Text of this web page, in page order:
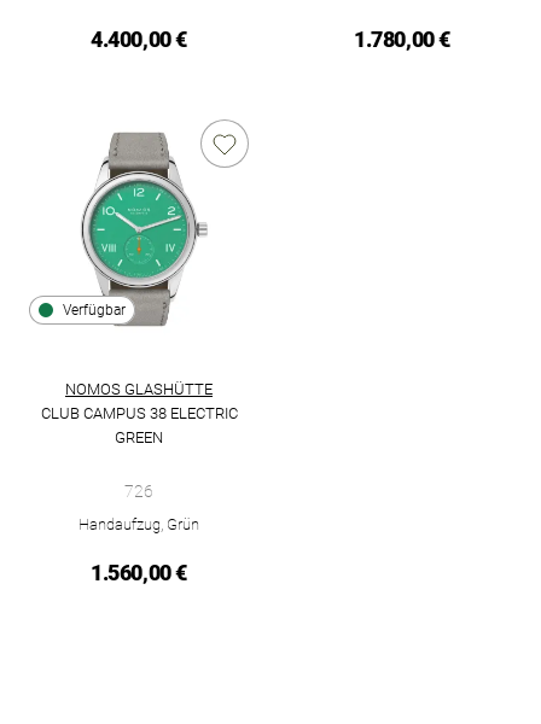
4.400,00 € 1.780,00 €
Verfügbar
NOMOS GLASHÜTTE
CLUB CAMPUS 38 ELECTRIC
GREEN
726
Handaufzug, Grün
1.560,00 €